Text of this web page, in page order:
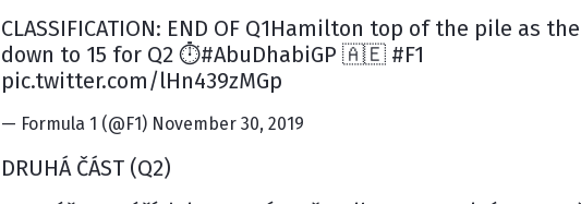
CLASSIFICATION: END OF Q1Hamilton top of the pile as
down to 15 for Q2 ⏱️#AbuDhabiGP 🇦🇪 #F1
pic.twitter.com/lHn439zMGp
— Formula 1 (@F1) November 30, 2019
DRUHÁ ČÁST (Q2)